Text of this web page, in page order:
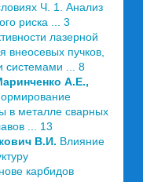
Ч. 1. Анализ
риска ... 3
лазерной
внеосевых пучков,
системами ... 8
А.Е.,
в металле сварных
... 13
В.И. Влияние
карбидов